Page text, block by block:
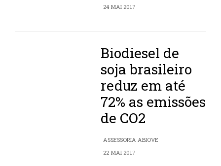
24 MAI 2017
Biodiesel de
soja brasileiro
reduz em até
72% as emissões
de CO2
ASSESSORIA ABIOVE
22 MAI 2017